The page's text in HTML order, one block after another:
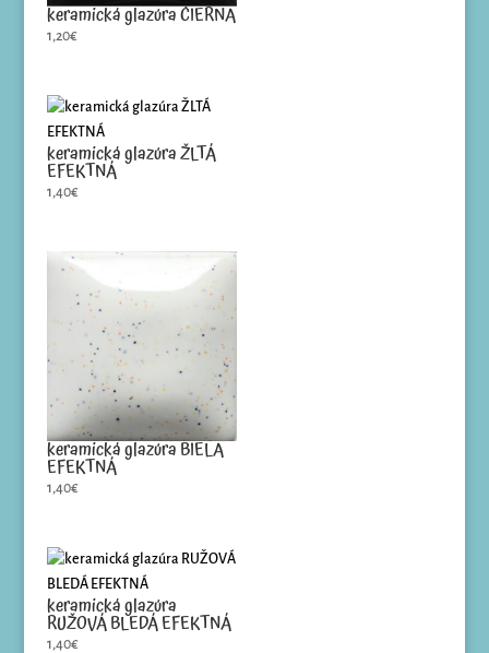
keramická glazúra ČIERNA
1,20€
keramická glazúra ŽLTÁ
EFEKTNÁ
1,40€
keramická glazúra BIELA
EFEKTNÁ
1,40€
keramická glazúra
RUŽOVÁ BLEDÁ EFEKTNÁ
1,40€